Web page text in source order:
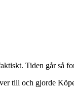
Tiden går så
till och gjorde